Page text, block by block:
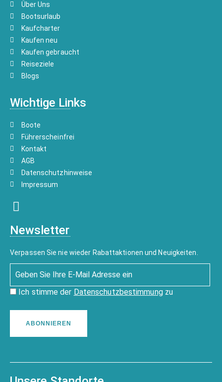
Über Uns
Bootsurlaub
Kaufcharter
Kaufen neu
Kaufen gebraucht
Reiseziele
Blogs
Wichtige Links
Boote
Führerscheinfrei
Kontakt
AGB
Datenschutzhinweise
Impressum
Newsletter
Verpassen Sie nie wieder Rabattaktionen und Neuigkeiten.
Ich stimme der Datenschutzbestimmungzu
ABONNIEREN